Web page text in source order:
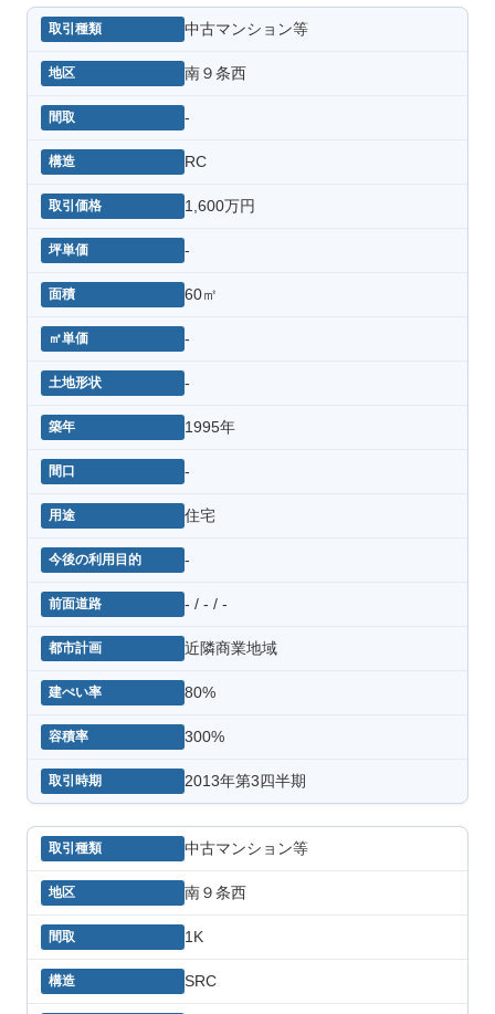
中古マンション等
南９条西
-
RC
1,600万円
-
60㎡
-
-
1995年
-
住宅
-
- / - / -
近隣商業地域
80%
300%
2013年第3四半期
中古マンション等
南９条西
1K
SRC